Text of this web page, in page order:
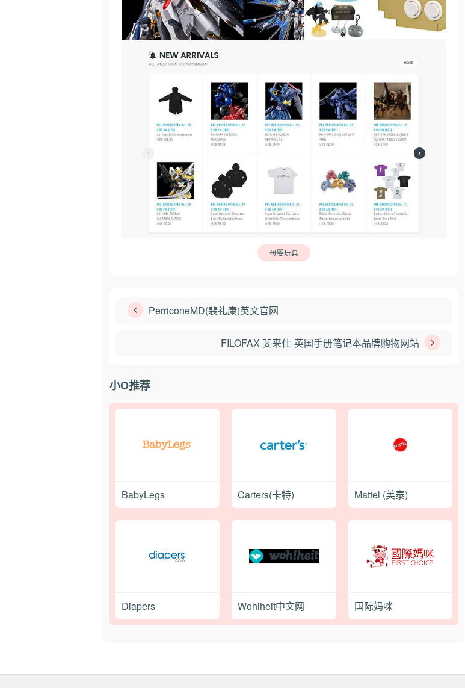
母婴玩具
PerriconeMD(裴礼康)英文官网
FILOFAX 斐来仕-英国手册笔记本品牌购物网站
小O推荐
BabyLegs Carters(卡特) Mattel (美泰)
Diapers Wohlheit中文网 国际妈咪